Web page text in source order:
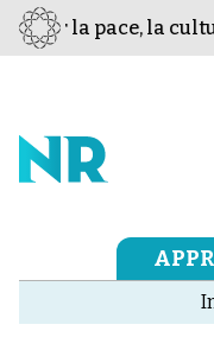
per la pace, la